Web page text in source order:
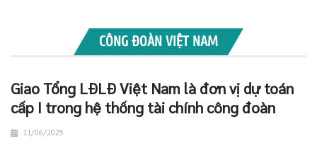
CÔNG ĐOÀN VIỆT NAM
Giao Tổng LĐLĐ Việt Nam là đơn vị dự toán
cấp I trong hệ thống tài chính công đoàn
11/06/2025